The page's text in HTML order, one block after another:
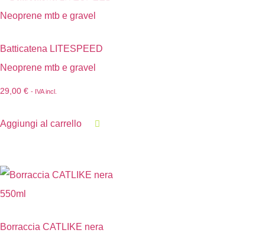
Batticatena LITESPEED
Neoprene mtb e gravel
29,00 € - IVA incl.
Aggiungi al carrello
Borraccia CATLIKE nera